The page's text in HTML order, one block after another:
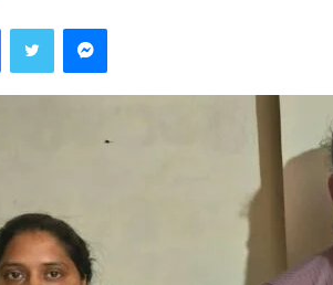
FacebookTwitter Messenger